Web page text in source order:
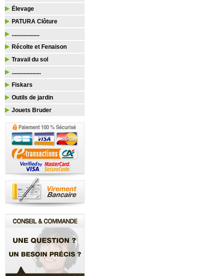
Élevage
PATURA Clôture
...................
Récolte et Fenaison
Travail du sol
....................
Fiskars
Outils de jardin
Jouets Bruder